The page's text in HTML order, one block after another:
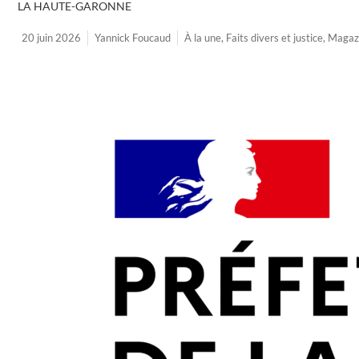
LA HAUTE-GARONNE
20 juin 2026 Yannick Foucaud À la une, Faits divers et justice,